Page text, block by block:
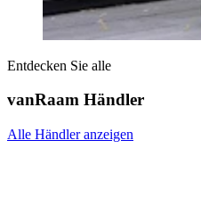
Entdecken Sie alle
vanRaam Händler
Alle Händler anzeigen